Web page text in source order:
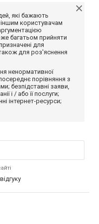
які бажають
користувачам
багатьом прийняти
для
для роз'яснення
ненормативної
порівняння з
безпідставні заяви,
і / або її послуги;
інтернет-ресурси;